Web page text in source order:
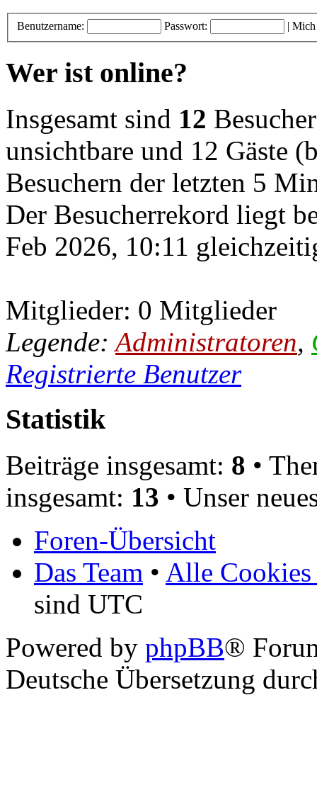
Benutzername: Passwort: | Mich
Wer ist online?
Insgesamt sind 12
unsichtbare und 12 Gäste
Besuchern der letzten 5
Der Besucherrekord liegt
Feb 2026, 10:11
Mitglieder: 0 Mitglieder
Legende: Administratoren,
Registrierte Benutzer
Statistik
Beiträge insgesamt: 8 •
insgesamt: 13 • Unser
Foren-Übersicht
Das Team • Alle Cookies
sind UTC
Powered by phpBB®
Deutsche Übersetzung